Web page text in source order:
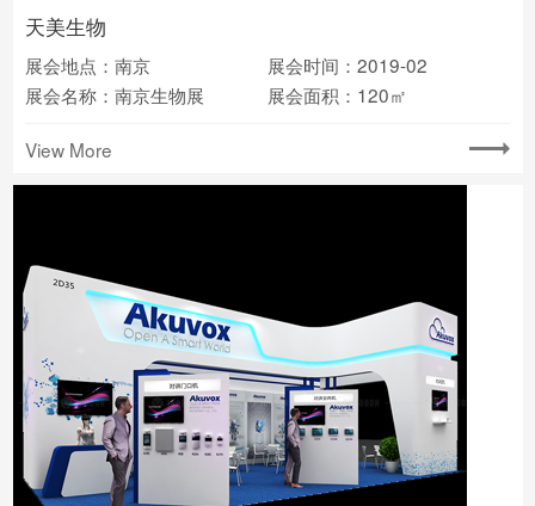
天美生物
展会地点：南京
展会时间：2019-02
展会名称：南京生物展
展会面积：120㎡
View More